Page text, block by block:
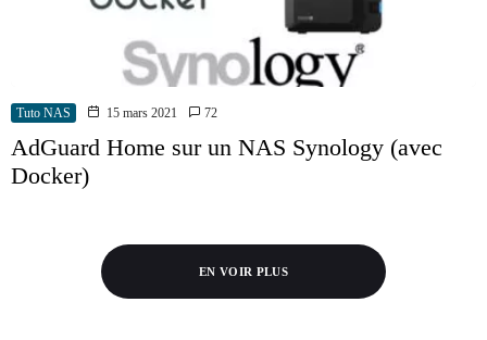
Tuto NAS 15 mars 2021 72
AdGuard Home sur un NAS Synology (avec
Docker)
EN VOIR PLUS